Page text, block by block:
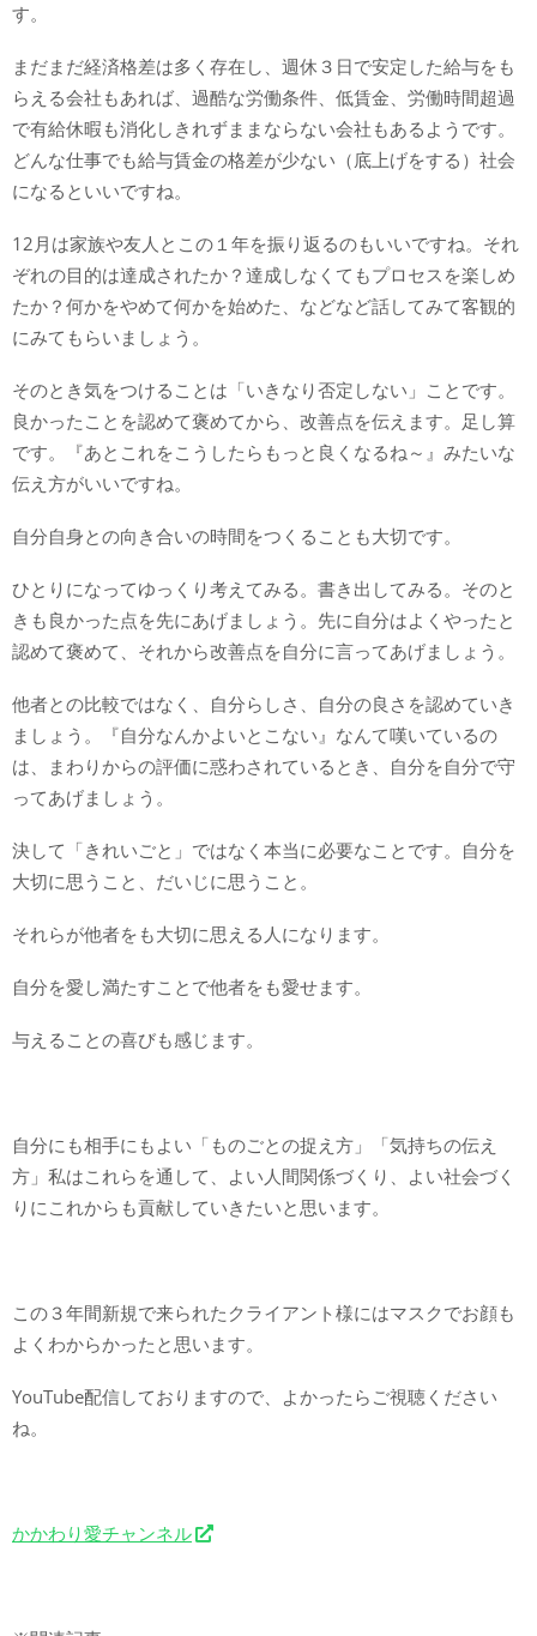
す。
まだまだ経済格差は多く存在し、週休３日で安定した給与をも
らえる会社もあれば、過酷な労働条件、低賃金、労働時間超過
で有給休暇も消化しきれずままならない会社もあるようです。
どんな仕事でも給与賃金の格差が少ない（底上げをする）社会
になるといいですね。
12月は家族や友人とこの１年を振り返るのもいいですね。それ
ぞれの目的は達成されたか？達成しなくてもプロセスを楽しめ
たか？何かをやめて何かを始めた、などなど話してみて客観的
にみてもらいましょう。
そのとき気をつけることは「いきなり否定しない」ことです。
良かったことを認めて褒めてから、改善点を伝えます。足し算
です。『あとこれをこうしたらもっと良くなるね～』みたいな
伝え方がいいですね。
自分自身との向き合いの時間をつくることも大切です。
ひとりになってゆっくり考えてみる。書き出してみる。そのと
きも良かった点を先にあげましょう。先に自分はよくやったと
認めて褒めて、それから改善点を自分に言ってあげましょう。
他者との比較ではなく、自分らしさ、自分の良さを認めていき
ましょう。『自分なんかよいとこない』なんて嘆いているの
は、まわりからの評価に惑わされているとき、自分を自分で守
ってあげましょう。
決して「きれいごと」ではなく本当に必要なことです。自分を
大切に思うこと、だいじに思うこと。
それらが他者をも大切に思える人になります。
自分を愛し満たすことで他者をも愛せます。
与えることの喜びも感じます。
自分にも相手にもよい「ものごとの捉え方」「気持ちの伝え
方」私はこれらを通して、よい人間関係づくり、よい社会づく
りにこれからも貢献していきたいと思います。
この３年間新規で来られたクライアント様にはマスクでお顔も
よくわからかったと思います。
YouTube配信しておりますので、よかったらご視聴ください
ね。
かかわり愛チャンネル